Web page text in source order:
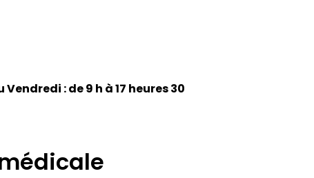
: de 9 h à 17 heures 30